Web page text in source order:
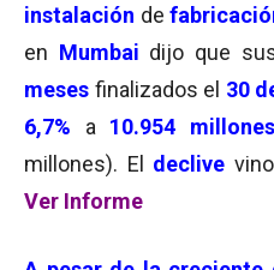
instalación de
en Mumbai dijo que
meses finalizados el 30
6,7% a 10.954
millones). El declive
Ver Informe